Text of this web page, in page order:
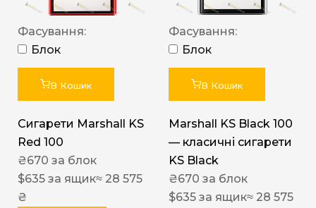
Фасування:
Блок
В Кошик
Сигарети Marshall KS
Red 100
₴670 за блок
$635 за ящик≈ 28 575
₴
Фасування:
Блок
В Кошик
Marshall KS Black 100
— класичні сигарети
KS Black
₴670 за блок
$635 за ящик≈ 28 575